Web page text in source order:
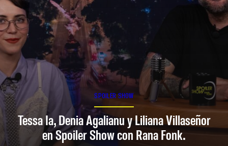
SPOILER SHOW
Tessa Ia, Denia Agalianu y Liliana Villaseñor
en Spoiler Show con Rana Fonk.